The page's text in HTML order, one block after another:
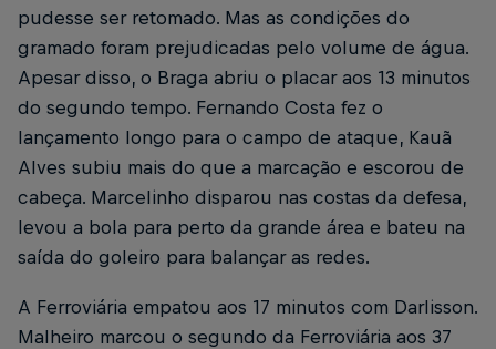
pudesse ser retomado. Mas as condições do
gramado foram prejudicadas pelo volume de água.
Apesar disso, o Braga abriu o placar aos 13 minutos
do segundo tempo. Fernando Costa fez o
lançamento longo para o campo de ataque, Kauã
Alves subiu mais do que a marcação e escorou de
cabeça. Marcelinho disparou nas costas da defesa,
levou a bola para perto da grande área e bateu na
saída do goleiro para balançar as redes.
A Ferroviária empatou aos 17 minutos com Darlisson.
Malheiro marcou o segundo da Ferroviária aos 37